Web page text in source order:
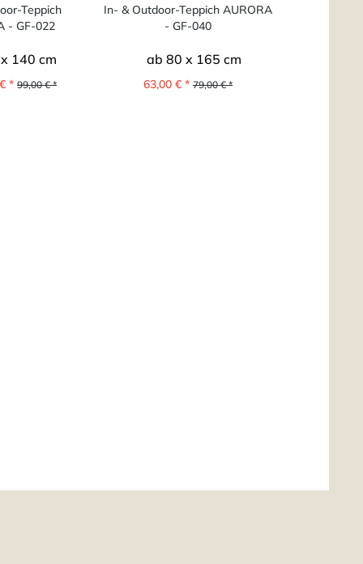
Teppich
- GF-022
140 cm
* 99,00 € *
In- & Outdoor-Teppich AURORA
- GF-040
ab 80 x 165 cm
63,00 € * 79,00 € *